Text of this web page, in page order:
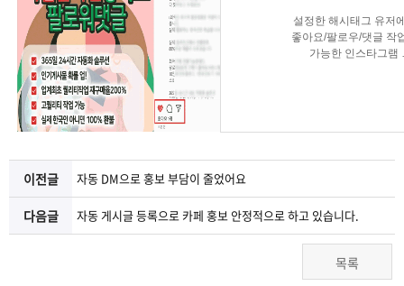
는?
매그
램
품
문
의
센
터
이
페
이
지
파
트
너
설정한 해시태그 유저
좋아요/팔로우/댓글 작
가능한 인스타그램
이전글 자동 DM으로 홍보 부담이 줄었어요
다음글 자동 게시글 등록으로 카페 홍보 안정적으로 하고 있습니다.
목록